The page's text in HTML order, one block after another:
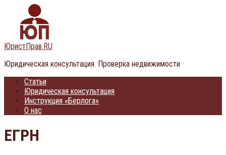
Перейти
контенту
ЮристПрав.RU
Юридическая консультация. Проверка недвижимости
Статьи
Юридическая консультация
Инструкция «Берлога»
О нас
ЕГРН